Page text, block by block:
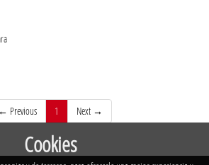
← Previous 1 (current)Next →
Cookies